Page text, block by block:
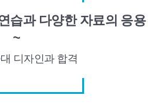
습과 다양한 자료의 응용
~
디자인과 합격